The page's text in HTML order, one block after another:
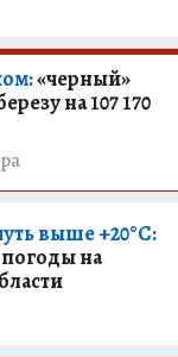
«черный»
на 107 170
выше +20°С:
погоды на